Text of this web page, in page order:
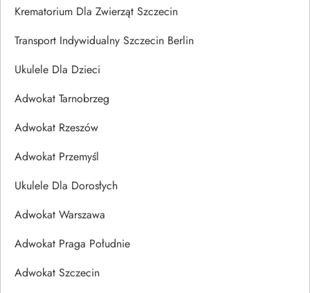
Krematorium Dla Zwierząt Szczecin
Transport Indywidualny Szczecin Berlin
Ukulele Dla Dzieci
Adwokat Tarnobrzeg
Adwokat Rzeszów
Adwokat Przemyśl
Ukulele Dla Dorosłych
Adwokat Warszawa
Adwokat Praga Południe
Adwokat Szczecin